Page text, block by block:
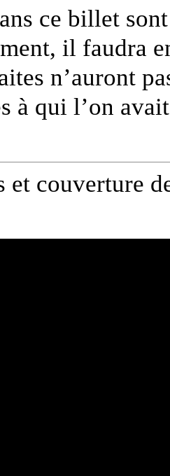
ce billet
il faudra
n’auront
à qui l’on
et couverture